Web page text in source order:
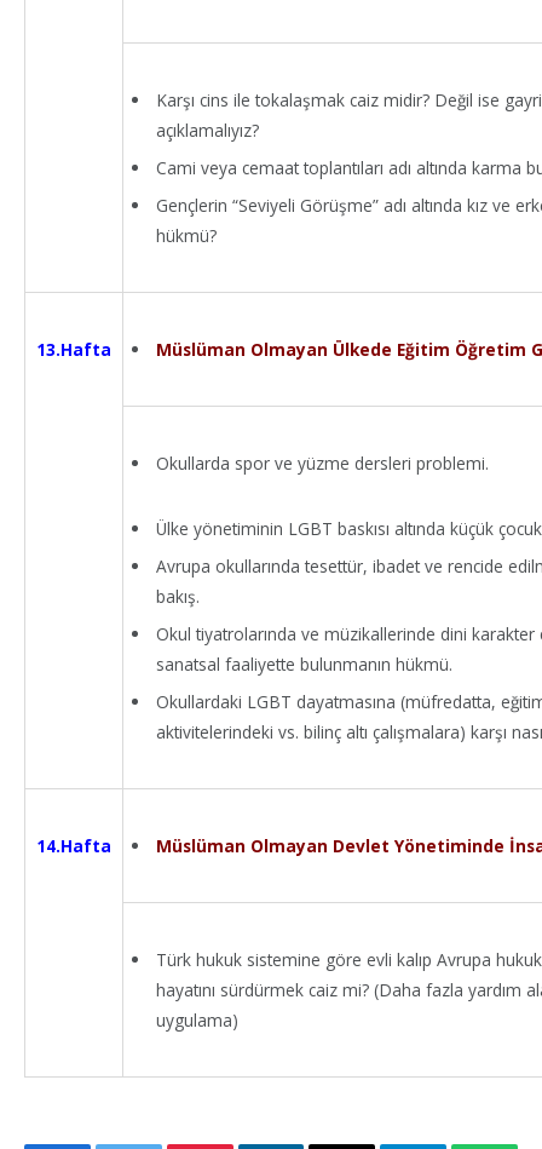
Karşı cins ile tokalaşmak caiz midir? Değil ise
açıklamalıyız?
Cami veya cemaat toplantıları adı altında karma
Gençlerin “Seviyeli Görüşme” adı altında kız ve
hükmü?
13.Hafta Müslüman Olmayan Ülkede Eğitim Öğretim
Okullarda spor ve yüzme dersleri problemi.
Ülke yönetiminin LGBT baskısı altında küçük
Avrupa okullarında tesettür, ibadet ve rencide
bakış.
Okul tiyatrolarında ve müzikallerinde dini karakter
sanatsal faaliyette bulunmanın hükmü.
Okullardaki LGBT dayatmasına (müfredatta,
aktivitelerindeki vs. bilinç altı çalışmalara) karşı
14.Hafta Müslüman Olmayan Devlet Yönetiminde
Türk hukuk sistemine göre evli kalıp Avrupa
hayatını sürdürmek caiz mi? (Daha fazla yardım
uygulama)